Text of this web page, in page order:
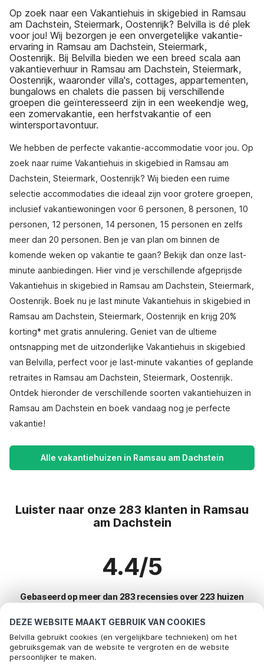
DEZE WEBSITE MAAKT GEBRUIK VAN COOKIES
Belvilla gebruikt cookies (en vergelijkbare technieken) om het
gebruiksgemak van de website te vergroten en de website
persoonlijker te maken.
Op zoek naar een Vakantiehuis in skigebied in Ramsau
am Dachstein, Steiermark, Oostenrijk? Belvilla is dé plek
voor jou! Wij bezorgen je een onvergetelijke vakantie-
ervaring in Ramsau am Dachstein, Steiermark,
Oostenrijk. Bij Belvilla bieden we een breed scala aan
vakantieverhuur in Ramsau am Dachstein, Steiermark,
Oostenrijk, waaronder villa's, cottages, appartementen,
bungalows en chalets die passen bij verschillende
groepen die geïnteresseerd zijn in een weekendje weg,
een zomervakantie, een herfstvakantie of een
wintersportavontuur.
We hebben de perfecte vakantie-accommodatie voor jou. Op
zoek naar ruime Vakantiehuis in skigebied in Ramsau am
Dachstein, Steiermark, Oostenrijk? Wij bieden een ruime
selectie accommodaties die ideaal zijn voor grotere groepen,
inclusief vakantiewoningen voor 6 personen, 8 personen, 10
personen, 12 personen, 14 personen, 15 personen en zelfs
meer dan 20 personen. Ben je van plan om binnen de
komende weken op vakantie te gaan? Bekijk dan onze last-
minute aanbiedingen. Hier vind je verschillende afgeprijsde
Vakantiehuis in skigebied in Ramsau am Dachstein, Steiermark,
Oostenrijk. Boek nu je last minute Vakantiehuis in skigebied in
Ramsau am Dachstein, Steiermark, Oostenrijk en krijg 20%
korting* met gratis annulering. Geniet van de ultieme
ontsnapping met de uitzonderlijke Vakantiehuis in skigebied
van Belvilla, perfect voor je last-minute vakanties of geplande
retraites in Ramsau am Dachstein, Steiermark, Oostenrijk.
Ontdek hieronder de verschillende soorten vakantiehuizen in
Ramsau am Dachstein en boek vandaag nog je perfecte
vakantie!
Alle vakantiehuizen in Ramsau am Dachstein
Luister naar onze 283 klanten in Ramsau
am Dachstein
4.4/5
Gebaseerd op meer dan 283 recensies over 223 huizen
Meest populaire bestemmingen voor
vakantie